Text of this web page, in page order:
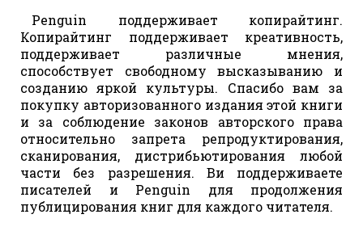
Penguin поддерживает копирайтинг.
Копирайтинг поддерживает креативность,
поддерживает различные мнения,
способствует свободному высказыванию и
созданию яркой культуры. Спасибо вам за
покупку авторизованного издания этой книги
и за соблюдение законов авторского права
относительно запрета репродуктирования,
сканирования, дистрибьютирования любой
части без разрешения. Ви поддерживаете
писателей и Penguin для продолжения
публицирования книг для каждого читателя.